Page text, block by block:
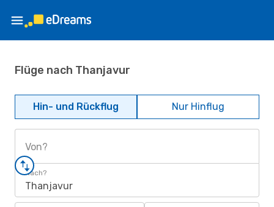
Flüge nach Thanjavur
Hin- und Rückflug Nur Hinflug
Von?
Nach?
Thanjavur